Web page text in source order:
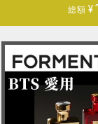
総額 ¥